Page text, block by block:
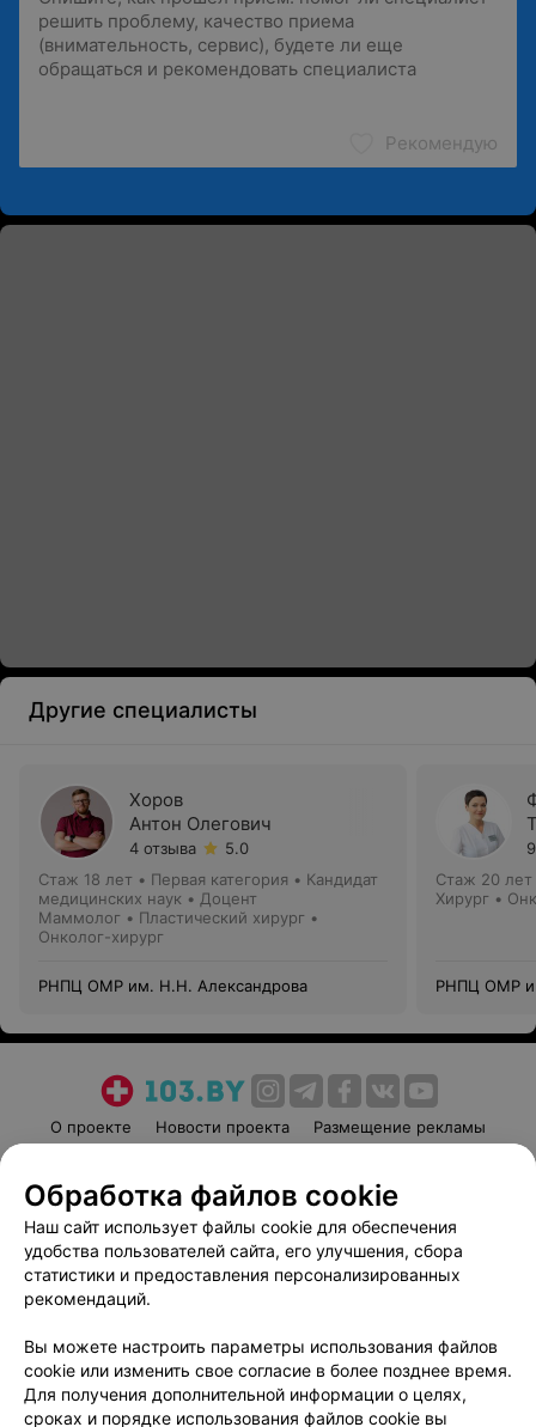
Рекомендую
Другие специалисты
Хоров
Антон Олегович
4 отзыва
5.0
Стаж 18 лет • Первая категория • Кандидат
медицинских наук • Доцент
Маммолог • Пластический хирург •
Онколог-хирург
РНПЦ ОМР им. Н.Н. Александрова
Стаж 20 лет
Хирург •
РНПЦ ОМР
О проекте Новости проекта
Размещение рекламы
Пользовательское соглашение
Способы оплаты
Вакансии
Партнеры
Написать руководителю 103.by
Обработка персональных данных
Обработка файлов cookie
Наш сайт использует файлы cookie для обеспечения
удобства пользователей сайта, его улучшения, сбора
статистики и предоставления персонализированных
рекомендаций.
Вы можете настроить параметры использования файлов
cookie или изменить свое согласие в более позднее время.
Для получения дополнительной информации о целях,
сроках и порядке использования файлов cookie вы